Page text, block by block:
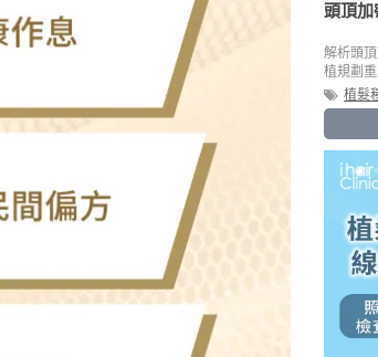
頭頂加
解析頭
植規劃重
植髮